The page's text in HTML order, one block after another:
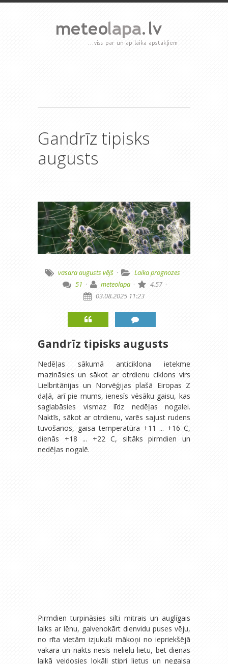
Gandrīz tipisks
augusts
vasaraaugusts vējš · Laika prognozes ·
51 · meteolapa · 4.57 ·
03.08.2025 11:23
Gandrīz tipisks augusts
Nedēļas sākumā anticiklona ietekme
mazināsies un sākot ar otrdienu ciklons virs
Lielbritānijas un Norvēģijas plašā Eiropas Z
daļā, arī pie mums, ienesīs vēsāku gaisu, kas
saglabāsies vismaz līdz nedēļas nogalei.
Naktīs, sākot ar otrdienu, varēs sajust rudens
tuvošanos, gaisa temperatūra +11 ... +16 C,
dienās +18 ... +22 C, siltāks pirmdien un
nedēļas nogalē.
Pirmdien turpināsies silti mitrais un auglīgais
laiks ar lēnu, galvenokārt dienvidu puses vēju,
no rīta vietām izjukuši mākoņi no iepriekšējā
vakara un nakts nesīs nelielu lietu, bet dienas
laikā veidosies lokāli stipri lietus un negaisa